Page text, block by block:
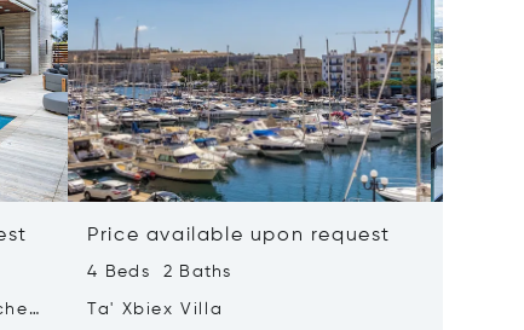
Price available upon request
4 Beds 2 Baths
Ta' Xbiex Villa